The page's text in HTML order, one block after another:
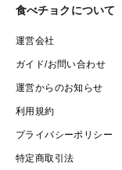
食べチョクについて
運営会社
ガイド/お問い合わせ
運営からのお知らせ
利用規約
プライバシーポリシー
特定商取引法